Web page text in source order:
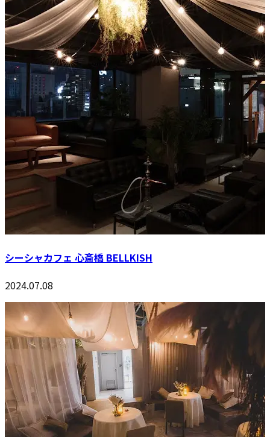
シーシャカフェ 心斎橋 BELLKISH
2024.07.08